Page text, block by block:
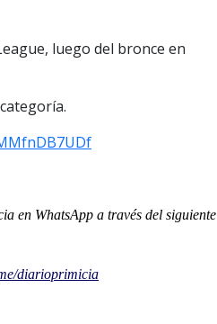
luego del bronce en
en WhatsApp a través del siguiente
diarioprimicia